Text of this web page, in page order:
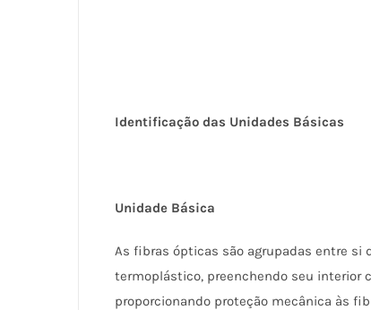
Identificação das Unidades Básicas
Unidade Básica
As fibras ópticas são agrupadas entre si
termoplástico, preenchendo seu interior
proporcionando proteção mecânica às